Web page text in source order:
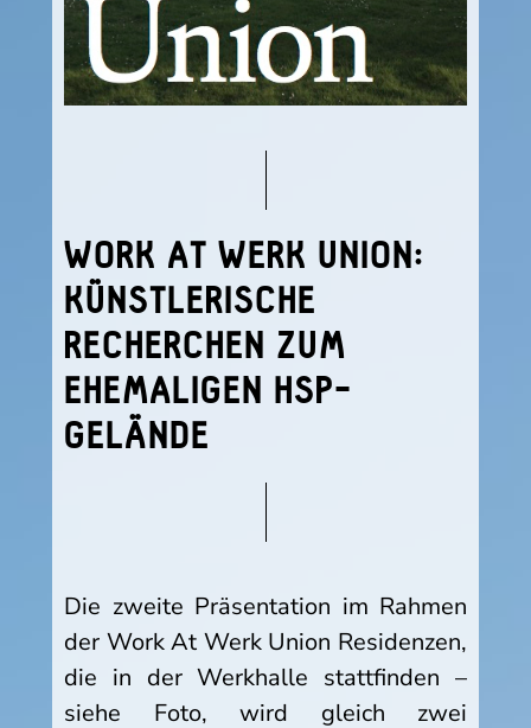
WORK AT WERK UNION:
KÜNSTLERISCHE
RECHERCHEN ZUM
EHEMALIGEN HSP-
GELÄNDE
Die zweite Präsentation im Rahmen
der Work At Werk Union Residenzen,
die in der Werkhalle stattfinden –
siehe Foto, wird gleich zwei